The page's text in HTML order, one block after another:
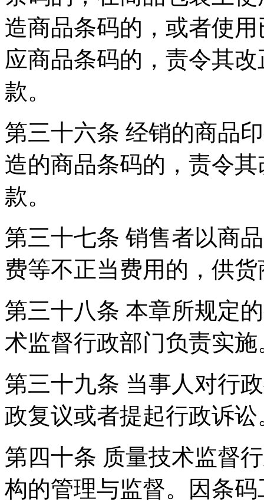
造商品条码的，或者使
应商品条码的，责令其
款。
第三十六条 经销的商品
造的商品条码的，责令
款。
第三十七条 销售者以商
费等不正当费用的，
第三十八条 本章所规定
术监督行政部门负责实
第三十九条 当事人对行
政复议或者提起行政诉
第四十条 质量技术监督
构的管理与监督。因条